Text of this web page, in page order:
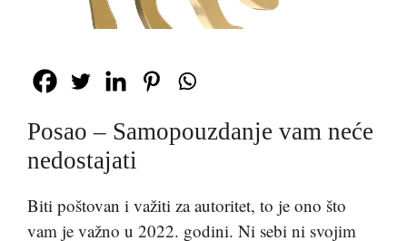
Posao – Samopouzdanje vam neće
nedostajati
Biti poštovan i važiti za autoritet, to je ono što
vam je važno u 2022. godini. Ni sebi ni svojim